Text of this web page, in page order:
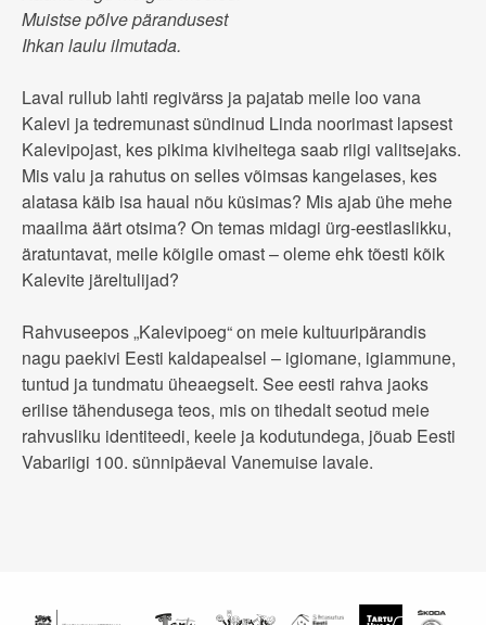
Muistse põlve pärandusest
Ihkan laulu ilmutada.
Laval rullub lahti regivärss ja pajatab meile loo vana
Kalevi ja tedremunast sündinud Linda noorimast lapsest
Kalevipojast, kes pikima kiviheitega saab riigi valitsejaks.
Mis valu ja rahutus on selles võimsas kangelases, kes
alatasa käib isa haual nõu küsimas? Mis ajab ühe mehe
maailma äärt otsima? On temas midagi ürg-eestlaslikku,
äratuntavat, meile kõigile omast – oleme ehk tõesti kõik
Kalevite järeltulijad?
Rahvuseepos „Kalevipoeg“ on meie kultuuripärandis
nagu paekivi Eesti kaldapealsel – igiomane, igiammune,
tuntud ja tundmatu üheaegselt. See eesti rahva jaoks
erilise tähendusega teos, mis on tihedalt seotud meie
rahvusliku identiteedi, keele ja kodutundega, jõuab Eesti
Vabariigi 100. sünnipäeval Vanemuise lavale.